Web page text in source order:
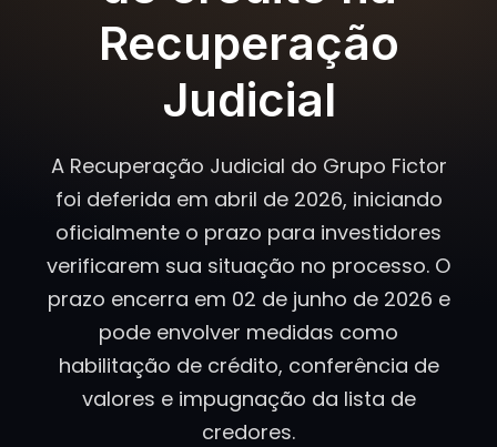
Recuperação
Judicial
A Recuperação Judicial do Grupo Fictor
foi deferida em abril de 2026, iniciando
oficialmente o prazo para investidores
verificarem sua situação no processo. O
prazo encerra em 02 de junho de 2026 e
pode envolver medidas como
habilitação de crédito, conferência de
valores e impugnação da lista de
credores.